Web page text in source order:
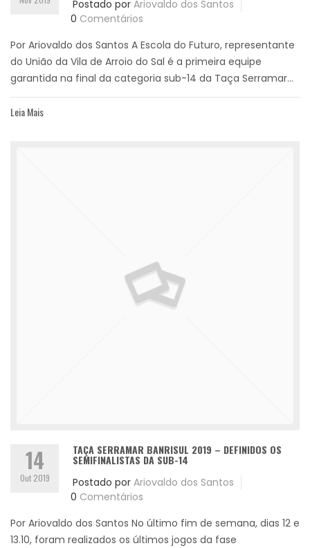
Postado por Ariovaldo dos Santos
0 Comentários
Por Ariovaldo dos Santos A Escola do Futuro, representante
do União da Vila de Arroio do Sal é a primeira equipe
garantida na final da categoria sub-14 da Taça Serramar...
Leia Mais
14
Out 2019
TAÇA SERRAMAR BANRISUL 2019 – DEFINIDOS OS
SEMIFINALISTAS DA SUB-14
Postado por Ariovaldo dos Santos
0 Comentários
Por Ariovaldo dos Santos No último fim de semana, dias 12 e
13.10, foram realizados os últimos jogos da fase